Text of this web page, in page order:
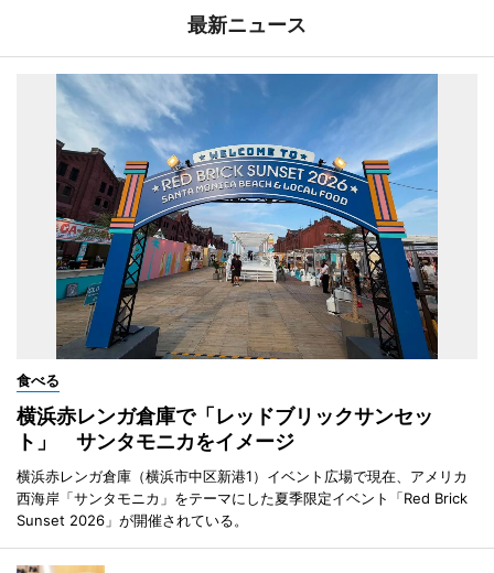
最新ニュース
食べる
横浜赤レンガ倉庫で「レッドブリックサンセッ
ト」 サンタモニカをイメージ
横浜赤レンガ倉庫（横浜市中区新港1）イベント広場で現在、アメリカ
西海岸「サンタモニカ」をテーマにした夏季限定イベント「Red Brick
Sunset 2026」が開催されている。